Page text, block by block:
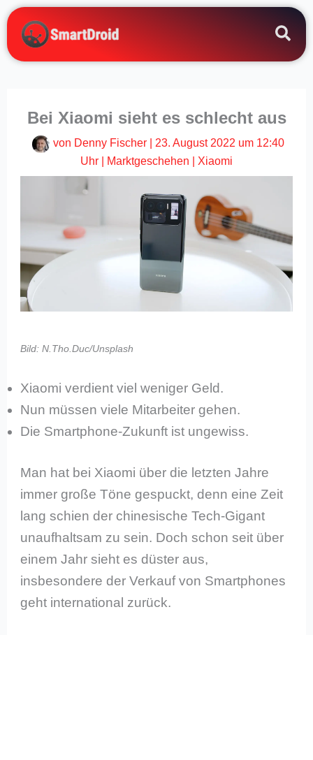
Zum
Inhalt
springen
Bei Xiaomi sieht es schlecht aus
von Denny Fischer
23. August 2022 um 12:40
Uhr
Marktgeschehen Xiaomi
Bild: N.Tho.Duc/Unsplash
Xiaomi verdient viel weniger Geld.
Nun müssen viele Mitarbeiter gehen.
Die Smartphone-Zukunft ist ungewiss.
Man hat bei Xiaomi über die letzten Jahre
immer große Töne gespuckt, denn eine Zeit
lang schien der chinesische Tech-Gigant
unaufhaltsam zu sein. Doch schon seit über
einem Jahr sieht es düster aus,
insbesondere der Verkauf von Smartphones
geht international zurück.